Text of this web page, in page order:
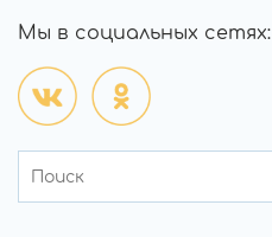
Мы в социальных сетях: